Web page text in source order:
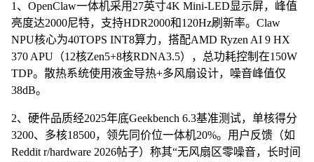
1、OpenClaw一体机采用27英寸4K Mini-LED显示屏，峰值
亮度达2000尼特，支持HDR2000和120Hz刷新率。Claw
NPU核心为40TOPS INT8算力，搭配AMD Ryzen AI 9 HX
370 APU（12核Zen5+8核RDNA3.5），总功耗控制在150W
TDP。散热系统使用液金导热+多风扇设计，噪音峰值仅
38dB。
2、硬件品质经2025年底Geekbench 6.3基准测试，单核得分
3200、多核18500，领先同价位一体机20%。用户反馈（如
Reddit r/hardware 2026帖子）称其“无风扇区零噪音，长时间